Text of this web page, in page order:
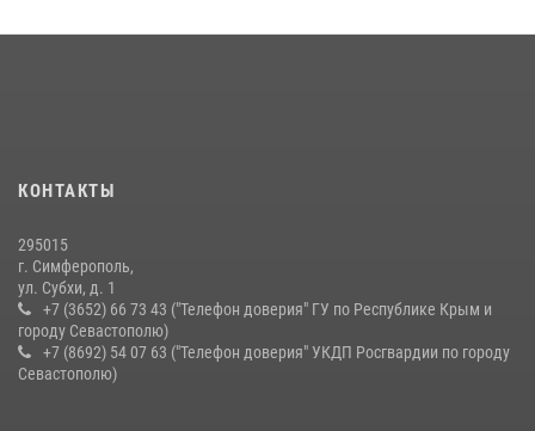
КОНТАКТЫ
295015
г. Симферополь,
ул. Субхи, д. 1
+7 (3652) 66 73 43 ("Телефон доверия" ГУ по Республике Крым и
городу Севастополю)
+7 (8692) 54 07 63 ("Телефон доверия" УКДП Росгвардии по городу
Севастополю)